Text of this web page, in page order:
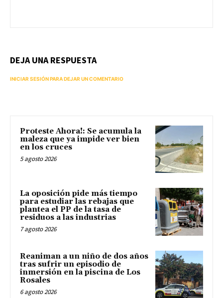
DEJA UNA RESPUESTA
INICIAR SESIÓN PARA DEJAR UN COMENTARIO
Proteste Ahora!: Se acumula la
maleza que ya impide ver bien
en los cruces
5 agosto 2026
La oposición pide más tiempo
para estudiar las rebajas que
plantea el PP de la tasa de
residuos a las industrias
7 agosto 2026
Reaniman a un niño de dos años
tras sufrir un episodio de
inmersión en la piscina de Los
Rosales
6 agosto 2026